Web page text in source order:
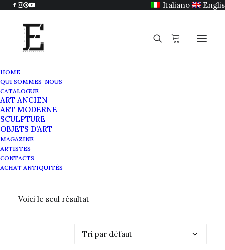
Italiano
HOME
QUI SOMMES-NOUS
CATALOGUE
ART ANCIEN
ART MODERNE
SCULPTURE
OBJETS D’ART
MAGAZINE
ARTISTES
CONTACTS
ACHAT ANTIQUITÉS
Voici le seul résultat